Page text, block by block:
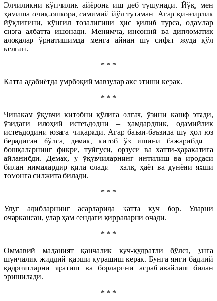
Элчиликни кўпчилик айёрона иш деб тушунади. Йўқ, мен
ҳамиша очиқ-ошкора, самимий йўл тутаман. Агар қинғирлик
йўқлигини, кўнгил тозалигини ҳис қилиб турса, одамлар
сизга албатта ишонади. Менимча, инсоний ва дипломатик
алоқалар ўрнатишимда менга айнан шу сифат жуда қўл
келган.
* * *
Катта адабиётда умрбоқий мавзулар акс этиши керак.
* * *
Чинакам ўқувчи китобни қўлига олгач, ўзини кашф этади,
ўзидаги илоҳий истеъдодни – ҳамдардлик, одамийлик
истеъдодини юзага чиқаради. Агар баъзи-баъзида шу ҳол юз
берадиган бўлса, демак, китоб ўз ишини бажарибди –
бошқаларнинг фикри, туйғуси, орзуси ва хатти-ҳаракатига
айланибди. Демак, у ўқувчиларнинг интилиш ва иродаси
билан нималардир қила олади – халқ, ҳаёт ва дунёни яхши
томонга силжита билади.
* * *
Улуғ адибларнинг асарларида катта куч бор. Уларни
очаркансан, улар ҳам сендаги қирраларни очади.
* * *
Оммавий маданият қанчалик куч-қудратли бўлса, унга
шунчалик жиддий қарши курашиш керак. Бунга янги бадиий
қадриятларни яратиш ва борларини асраб-авайлаш билан
эришилади.
* * *